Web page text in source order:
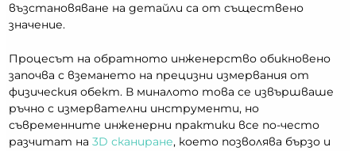
възстановяване на детайли са от съществено
значение.
Процесът на обратното инженерство обикновено
започва с вземането на прецизни измервания от
физическия обект. В миналото това се извършваше
ръчно с измервателни инструменти, но
съвременните инженерни практики все по-често
разчитат на3D сканиране, което позволява бързо и